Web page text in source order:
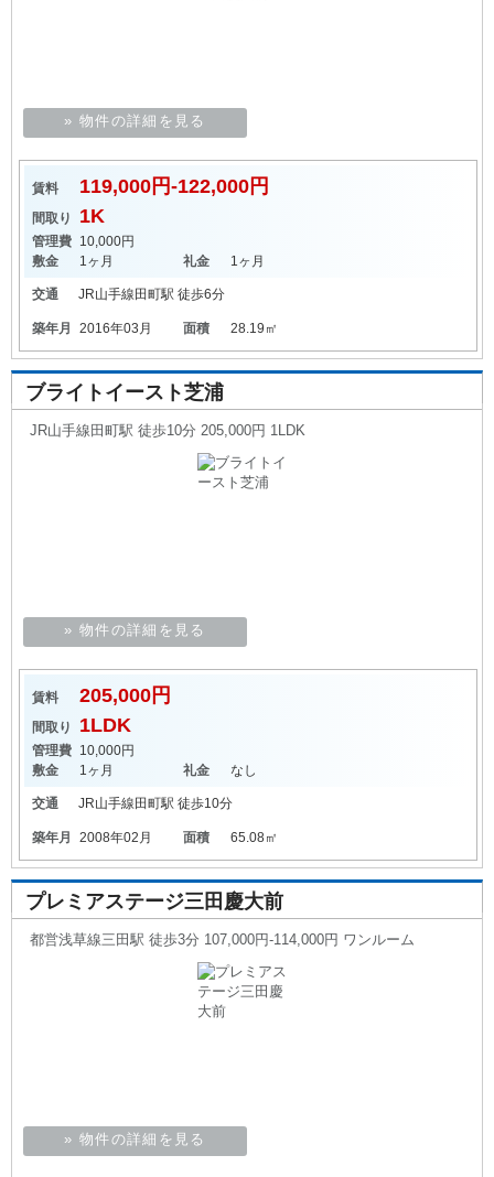
» 物件の詳細を見る
賃料 119,000円-122,000円
間取り 1K
管理費 10,000円
敷金
1ヶ月 礼金 1ヶ月
交通 JR山手線 田町駅 徒歩6分
築年月 2016年03月 面積 28.19㎡
ブライトイースト芝浦
JR山手線田町駅 徒歩10分 205,000円 1LDK
» 物件の詳細を見る
賃料 205,000円
間取り 1LDK
管理費 10,000円
敷金
1ヶ月 礼金 なし
交通 JR山手線 田町駅 徒歩10分
築年月 2008年02月 面積 65.08㎡
プレミアステージ三田慶大前
都営浅草線三田駅 徒歩3分 107,000円-114,000円 ワンルーム
» 物件の詳細を見る